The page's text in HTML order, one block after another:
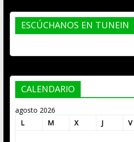
ESCÚCHANOS EN TUNEIN
CALENDARIO
agosto 2026
L
M X J V